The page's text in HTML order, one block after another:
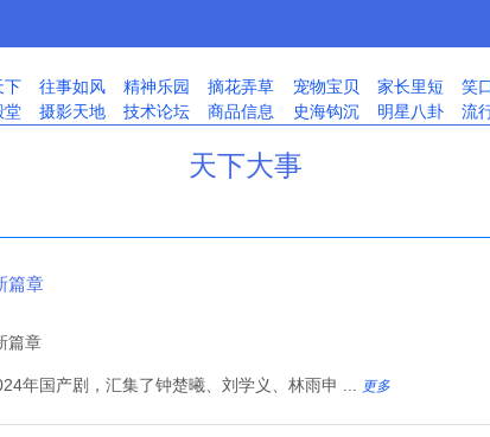
下 往事如风 精神乐园 摘花弄草 宠物宝贝 家长里短 笑
堂 摄影天地 技术论坛 商品信息 史海钩沉 明星八卦 流
天下大事
篇章
年国产剧，汇集了钟楚曦、刘学义、林雨申 ... 更多